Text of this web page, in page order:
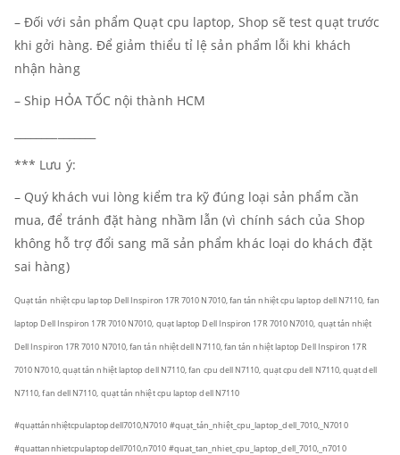
– Đối với sản phẩm Quạt cpu laptop, Shop sẽ test quạt trước
khi gởi hàng. Để giảm thiểu tỉ lệ sản phẩm lỗi khi khách
nhận hàng
– Ship HỎA TỐC nội thành HCM
*** Lưu ý:
– Quý khách vui lòng kiểm tra kỹ đúng loại sản phẩm cần
mua, để tránh đặt hàng nhầm lẫn (vì chính sách của Shop
không hỗ trợ đổi sang mã sản phẩm khác loại do khách đặt
sai hàng)
Quạt tản nhiệt cpu laptop Dell Inspiron 17R 7010 N7010, fan tản nhiệt cpu laptop dell N7110, fan
laptop Dell Inspiron 17R 7010 N7010, quạt laptop Dell Inspiron 17R 7010 N7010, quạt tản nhiệt
Dell Inspiron 17R 7010 N7010, fan tản nhiệt dell N7110, fan tản nhiệt laptop Dell Inspiron 17R
7010 N7010, quạt tản nhiệt laptop dell N7110, fan cpu dell N7110, quạt cpu dell N7110, quạt dell
N7110, fan dell N7110, quạt tản nhiệt cpu laptop dell N7110
#quạttảnnhiệtcpulaptopdell7010,N7010 #quạt_tản_nhiệt_cpu_laptop_dell_7010,_N7010
#quattannhietcpulaptopdell7010,n7010 #quat_tan_nhiet_cpu_laptop_dell_7010,_n7010